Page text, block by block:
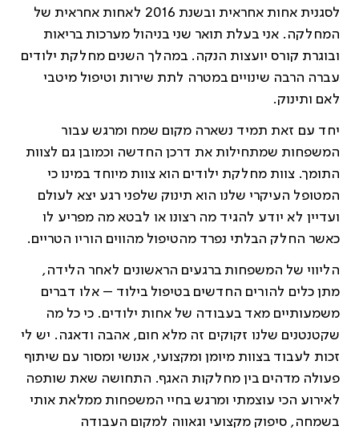
לסגנית אחות אחראית ובשנת 2016 לאחות אחראית של
המחלקה. אני בעלת תואר שני בניהול מערכות בריאות
ובוגרת קורס יועצות הנקה. במהלך השנים מחלקת ילודים
עברה הרבה שינויים במטרה לתת שירות וטיפול מיטבי
לאם ותינוק.
יחד עם זאת תמיד נשארה מקום שמח ומרגש עבור
המשפחות שמתחילות את דרכן החדשה וכמובן גם לצוות
התומך. צוות מחלקת ילודים הוא צוות מיוחד במינו כי
המטופל העיקרי שלנו הוא תינוק שלפני רגע יצא לעולם
ועדיין לא יודע להגיד מה רצונו או לבטא מה מפריע לו
כאשר החלק הבלתי נפרד מהטיפול מהווים הוריו הטריים.
הליווי של המשפחות ברגעים הראשונים לאחר הלידה,
מתן כלים להורים החדשים בטיפול בילוד – אלו דברים
משמעותיים מאד בעבודה של אחות ילודים. כי כל מה
שקטנטנים שלנו זקוקים זה מלא חום, אהבה ודאגה. יש לי
זכות לעבוד בצוות מיומן ומקצועי, אנושי ומסור עם שיתוף
פעולה מדהים בין מחלקות האגף. התחושה שאת שותפה
לאירוע הכי עוצמתי ומרגש בחיי המשפחות ממלאת אותי
בשמחה, סיפוק מקצועי וגאווה למקום העבודה